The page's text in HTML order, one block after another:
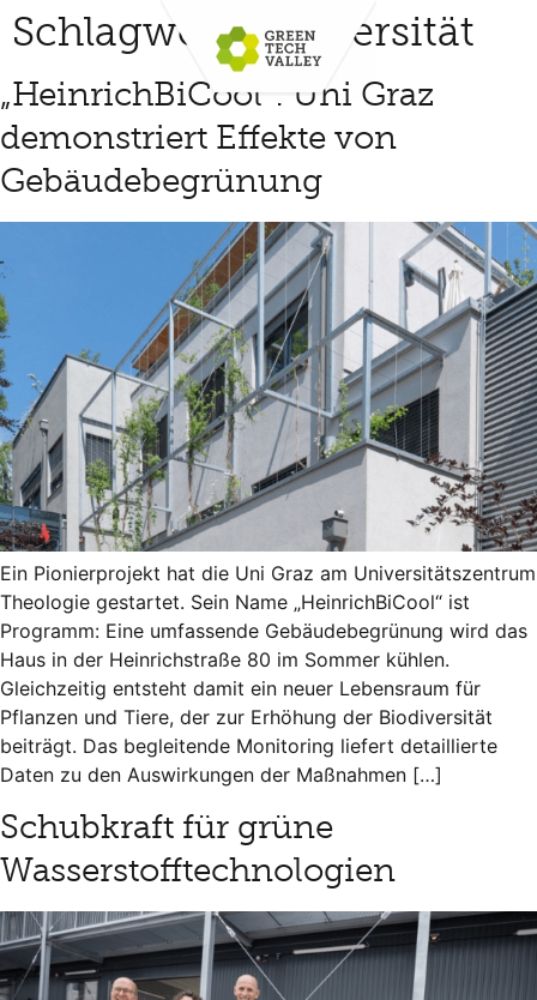
Schlagwort:Universität
„HeinrichBiCool“: Uni Graz
demonstriert Effekte von
Gebäudebegrünung
Ein Pionierprojekt hat die Uni Graz am Universitätszentrum
Theologie gestartet. Sein Name „HeinrichBiCool“ ist
Programm: Eine umfassende Gebäudebegrünung wird das
Haus in der Heinrichstraße 80 im Sommer kühlen.
Gleichzeitig entsteht damit ein neuer Lebensraum für
Pflanzen und Tiere, der zur Erhöhung der Biodiversität
beiträgt. Das begleitende Monitoring liefert detaillierte
Daten zu den Auswirkungen der Maßnahmen […]
Schubkraft für grüne
Wasserstofftechnologien